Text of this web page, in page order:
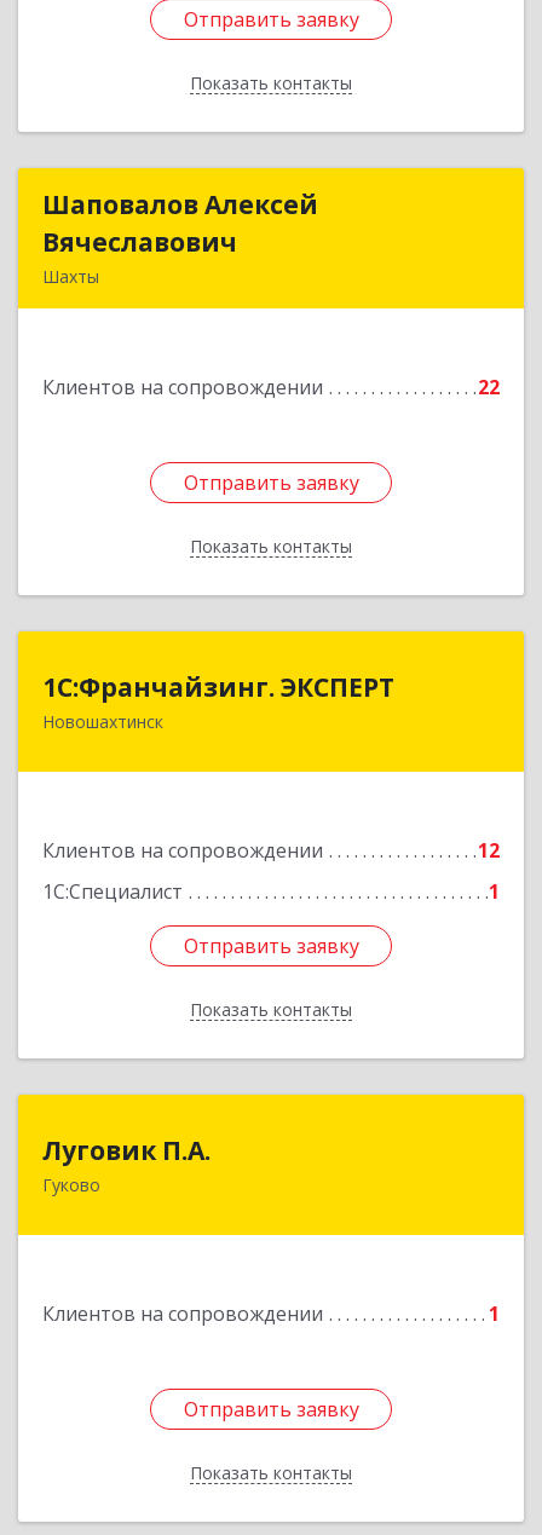
Отправить заявку
Показать контакты
Отправить заявку
Назад
Шаповалов Алексей
Вячеславович
Шахты
Клиентов на сопровождении 22
Отправить заявку
Показать контакты
Шаповалов Алексей
Отправить заявку
Назад
1С:Франчайзинг. ЭКСПЕРТ
Новошахтинск
Клиентов на сопровождении
12
1С:Специалист
1
Отправить заявку
Показать контакты
1С:Франчайзинг. ЭКСПЕРТ
346901, Ростовская обл, Новошахтинск г,
Отправить заявку
Назад
Луговик П.А.
Гуково
Клиентов на сопровождении 1
Отправить заявку
Показать контакты
Отправить заявку
Назад